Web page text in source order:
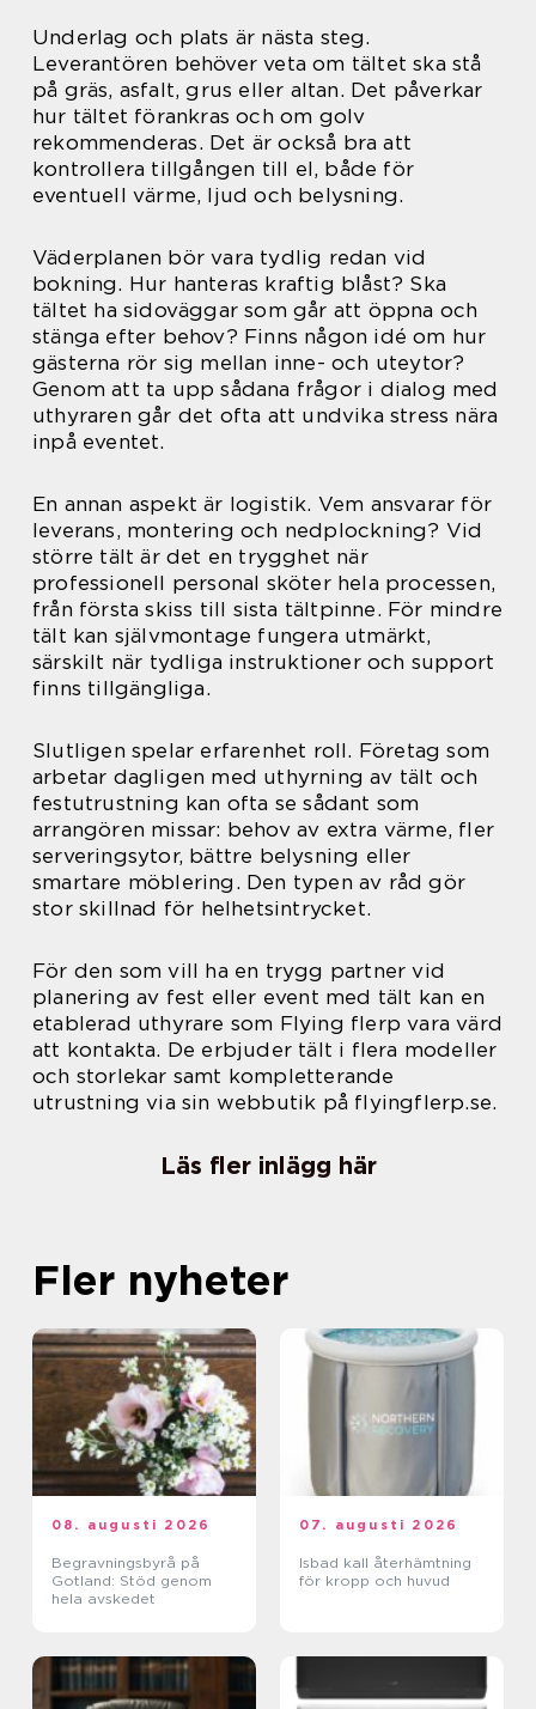
Underlag och plats är nästa steg.
Leverantören behöver veta om tältet ska stå
på gräs, asfalt, grus eller altan. Det påverkar
hur tältet förankras och om golv
rekommenderas. Det är också bra att
kontrollera tillgången till el, både för
eventuell värme, ljud och belysning.
Väderplanen bör vara tydlig redan vid
bokning. Hur hanteras kraftig blåst? Ska
tältet ha sidoväggar som går att öppna och
stänga efter behov? Finns någon idé om hur
gästerna rör sig mellan inne- och uteytor?
Genom att ta upp sådana frågor i dialog med
uthyraren går det ofta att undvika stress nära
inpå eventet.
En annan aspekt är logistik. Vem ansvarar för
leverans, montering och nedplockning? Vid
större tält är det en trygghet när
professionell personal sköter hela processen,
från första skiss till sista tältpinne. För mindre
tält kan självmontage fungera utmärkt,
särskilt när tydliga instruktioner och support
finns tillgängliga.
Slutligen spelar erfarenhet roll. Företag som
arbetar dagligen med uthyrning av tält och
festutrustning kan ofta se sådant som
arrangören missar: behov av extra värme, fler
serveringsytor, bättre belysning eller
smartare möblering. Den typen av råd gör
stor skillnad för helhetsintrycket.
För den som vill ha en trygg partner vid
planering av fest eller event med tält kan en
etablerad uthyrare som Flying flerp vara värd
att kontakta. De erbjuder tält i flera modeller
och storlekar samt kompletterande
utrustning via sin webbutik på flyingflerp.se.
Läs fler inlägg här
Fler nyheter
08. augusti 2026
Begravningsbyrå på
Gotland: Stöd genom
hela avskedet
07. augusti 2026
Isbad kall återhämtning
för kropp och huvud